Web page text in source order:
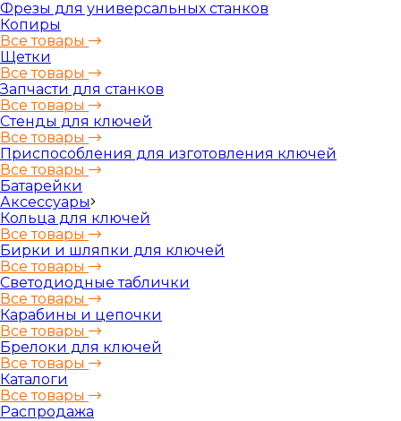
Фрезы для универсальных станков
Копиры
Все товары
Щетки
Все товары
Запчасти для станков
Все товары
Стенды для ключей
Все товары
Приспособления для изготовления ключей
Все товары
Батарейки
Аксессуары
Кольца для ключей
Все товары
Бирки и шляпки для ключей
Все товары
Светодиодные таблички
Все товары
Карабины и цепочки
Все товары
Брелоки для ключей
Все товары
Каталоги
Все товары
Распродажа